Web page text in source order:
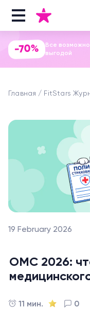
-70%
Все
выгодой
Главная FitStars
19 February 2026
ОМС 2026:
11 мин. 0